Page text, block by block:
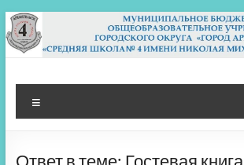
Перейти
к
содержимому
МБОУ СШ 4
Архангельск